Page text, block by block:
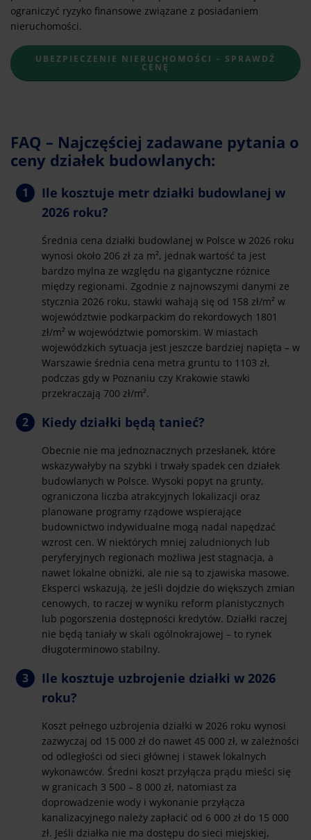
ograniczyć ryzyko finansowe związane z posiadaniem
nieruchomości.
UBEZPIECZENIE NIERUCHOMOŚCI – SPRAWDŹ
CENĘ
FAQ – Najczęściej zadawane pytania o
ceny działek budowlanych:
Ile kosztuje metr działki budowlanej w
2026 roku?
Średnia cena działki budowlanej w Polsce w 2026 roku
wynosi około 206 zł za m², jednak wartość ta jest
bardzo mylna ze względu na gigantyczne różnice
między regionami. Zgodnie z najnowszymi danymi ze
stycznia 2026 roku, stawki wahają się od 158 zł/m² w
województwie podkarpackim do rekordowych 1801
zł/m² w województwie pomorskim. W miastach
wojewódzkich sytuacja jest jeszcze bardziej napięta – w
Warszawie średnia cena metra gruntu to 1103 zł,
podczas gdy w Poznaniu czy Krakowie stawki
przekraczają 700 zł/m².
Kiedy działki będą tanieć?
Obecnie nie ma jednoznacznych przesłanek, które
wskazywałyby na szybki i trwały spadek cen działek
budowlanych w Polsce. Wysoki popyt na grunty,
ograniczona liczba atrakcyjnych lokalizacji oraz
planowane programy rządowe wspierające
budownictwo indywidualne mogą nadal napędzać
wzrost cen. W niektórych mniej zaludnionych lub
peryferyjnych regionach możliwa jest stagnacja, a
nawet lokalne obniżki, ale nie są to zjawiska masowe.
Eksperci wskazują, że jeśli dojdzie do większych zmian
cenowych, to raczej w wyniku reform planistycznych
lub pogorszenia dostępności kredytów. Działki raczej
nie będą taniały w skali ogólnokrajowej – to rynek
długoterminowo stabilny.
Ile kosztuje uzbrojenie działki w 2026
roku?
Koszt pełnego uzbrojenia działki w 2026 roku wynosi
zazwyczaj od 15 000 zł do nawet 45 000 zł, w zależności
od odległości od sieci głównej i stawek lokalnych
wykonawców. Średni koszt przyłącza prądu mieści się
w granicach 3 500 – 8 000 zł, natomiast za
doprowadzenie wody i wykonanie przyłącza
kanalizacyjnego należy zapłacić od 6 000 zł do 15 000
zł. Jeśli działka nie ma dostępu do sieci miejskiej,